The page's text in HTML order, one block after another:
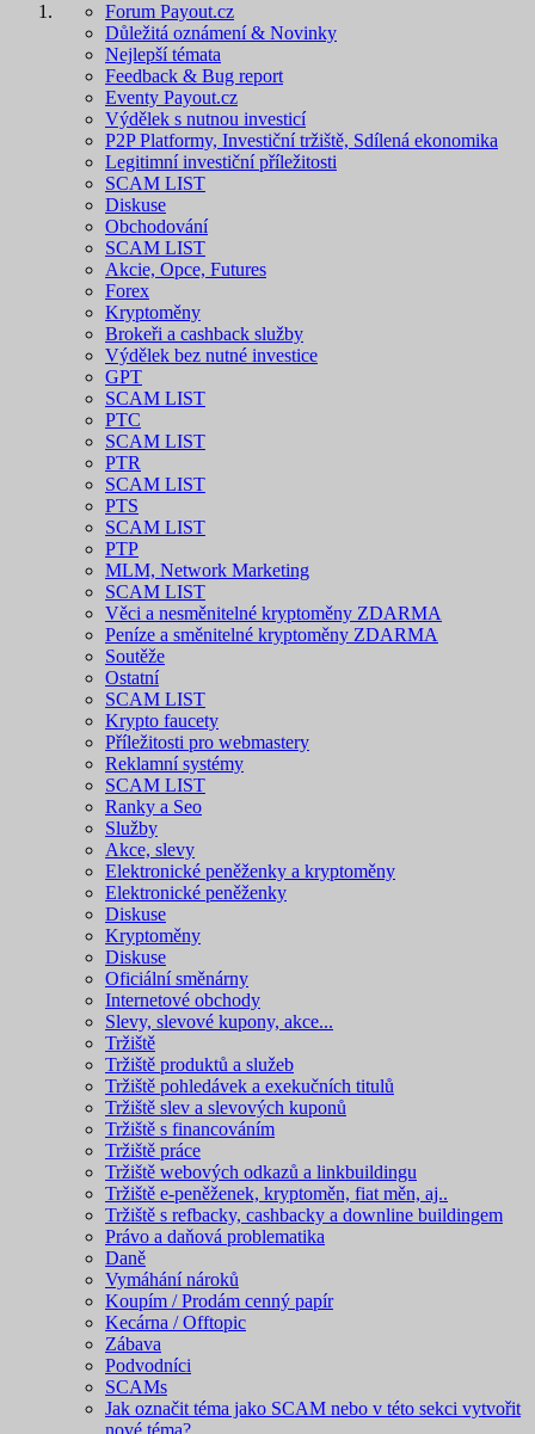
Forum Payout.cz
Důležitá oznámení & Novinky
Nejlepší témata
Feedback & Bug report
Eventy Payout.cz
Výdělek s nutnou investicí
P2P Platformy, Investiční tržiště, Sdílená ekonomika
Legitimní investiční příležitosti
SCAM LIST
Diskuse
Obchodování
SCAM LIST
Akcie, Opce, Futures
Forex
Kryptoměny
Brokeři a cashback služby
Výdělek bez nutné investice
GPT
SCAM LIST
PTC
SCAM LIST
PTR
SCAM LIST
PTS
SCAM LIST
PTP
MLM, Network Marketing
SCAM LIST
Věci a nesměnitelné kryptoměny ZDARMA
Peníze a směnitelné kryptoměny ZDARMA
Soutěže
Ostatní
SCAM LIST
Krypto faucety
Příležitosti pro webmastery
Reklamní systémy
SCAM LIST
Ranky a Seo
Služby
Akce, slevy
Elektronické peněženky a kryptoměny
Elektronické peněženky
Diskuse
Kryptoměny
Diskuse
Oficiální směnárny
Internetové obchody
Slevy, slevové kupony, akce...
Tržiště
Tržiště produktů a služeb
Tržiště pohledávek a exekučních titulů
Tržiště slev a slevových kuponů
Tržiště s financováním
Tržiště práce
Tržiště webových odkazů a linkbuildingu
Tržiště e-peněženek, kryptoměn, fiat měn, aj..
Tržiště s refbacky, cashbacky a downline buildingem
Právo a daňová problematika
Daně
Vymáhání nároků
Koupím / Prodám cenný papír
Kecárna / Offtopic
Zábava
Podvodníci
SCAMs
Jak označit téma jako SCAM nebo v této sekci vytvořit